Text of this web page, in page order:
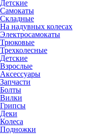
Детские
Самокаты
Складные
На надувных колесах
Электросамокаты
Трюковые
Трехколесные
Детские
Взрослые
Аксессуары
Запчасти
Болты
Вилки
Грипсы
Деки
Колеса
Подножки